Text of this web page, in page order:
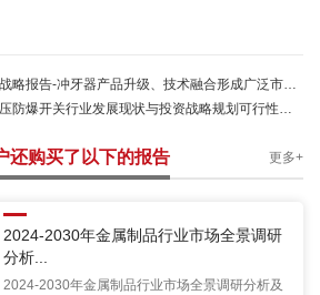
报告-冲牙器产品升级、技术融合形成广泛市场需求基础
爆开关行业发展现状与投资战略规划可行性报告
还购买了以下的报告 更多+
2024-2030年金属制品行业市场全景调研
分析...
2024-2030年金属制品行业市场全景调研分析及